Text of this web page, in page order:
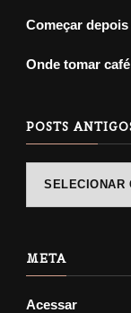
Começar
Onde tomar
POSTS
META
Acessar